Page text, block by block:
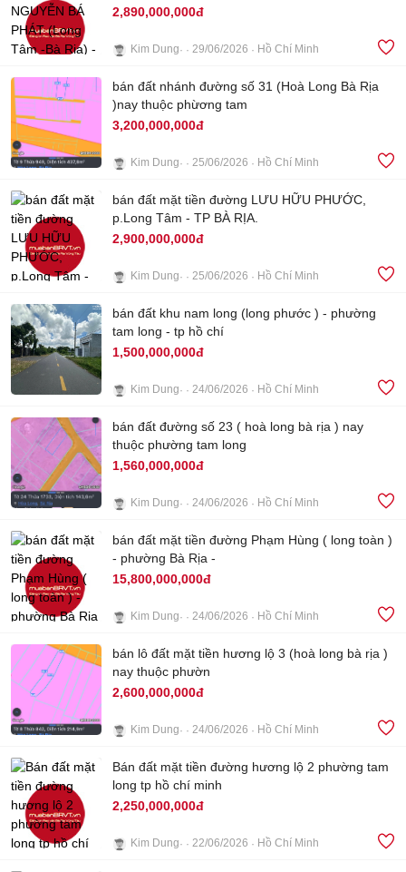
3
2,890,000,000đ
Kim Dung 29/06/2026 Hồ Chí Minh
bán đất nhánh đường số 31 (Hoà Long Bà Rịa
)nay thuộc phừơng tam
3,200,000,000đ
Kim Dung 25/06/2026 Hồ Chí Minh
4
bán đất mặt tiền đường LƯU HỮU PHƯỚC,
p.Long Tâm - TP BÀ RỊA.
2,900,000,000đ
Kim Dung 25/06/2026 Hồ Chí Minh
bán đất khu nam long (long phước ) - phường
tam long - tp hồ chí
1,500,000,000đ
Kim Dung 24/06/2026 Hồ Chí Minh
bán đất đường số 23 ( hoà long bà rịa ) nay
thuộc phường tam long
1,560,000,000đ
Kim Dung 24/06/2026 Hồ Chí Minh
3
bán đất mặt tiền đường Phạm Hùng ( long toàn )
- phường Bà Rịa -
15,800,000,000đ
Kim Dung 24/06/2026 Hồ Chí Minh
bán lô đất mặt tiền hương lộ 3 (hoà long bà rịa )
nay thuộc phườn
2,600,000,000đ
Kim Dung 24/06/2026 Hồ Chí Minh
Bán đất mặt tiền đường hương lộ 2 phường tam
long tp hồ chí minh
2,250,000,000đ
Kim Dung 22/06/2026 Hồ Chí Minh